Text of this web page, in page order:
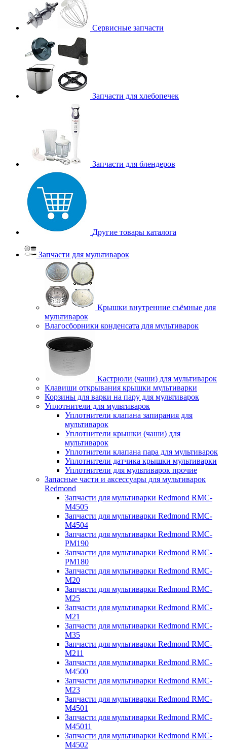
Сервисные запчасти
Запчасти для хлебопечек
Запчасти для блендеров
Другие товары каталога
Запчасти для мультиварок
Крышки внутренние съёмные для
мультиварок
Влагосборники конденсата для мультиварок
Кастрюли (чаши) для мультиварок
Клавиши открывания крышки мультиварки
Корзины для варки на пару для мультиварок
Уплотнители для мультиварок
Уплотнители клапана запирания для
мультиварок
Уплотнители крышки (чаши) для
мультиварок
Уплотнители клапана пара для мультиварок
Уплотнители датчика крышки мультиварки
Уплотнители для мультиварок прочие
Запасные части и аксессуары для мультиварок
Redmond
Запчасти для мультиварки Redmond RMC-
M4505
Запчасти для мультиварки Redmond RMC-
M4504
Запчасти для мультиварки Redmond RMC-
PM190
Запчасти для мультиварки Redmond RMC-
PM180
Запчасти для мультиварки Redmond RMC-
M20
Запчасти для мультиварки Redmond RMC-
M25
Запчасти для мультиварки Redmond RMC-
M21
Запчасти для мультиварки Redmond RMC-
M35
Запчасти для мультиварки Redmond RMC-
M211
Запчасти для мультиварки Redmond RMC-
M4500
Запчасти для мультиварки Redmond RMC-
M23
Запчасти для мультиварки Redmond RMC-
M4501
Запчасти для мультиварки Redmond RMC-
M45011
Запчасти для мультиварки Redmond RMC-
M4502